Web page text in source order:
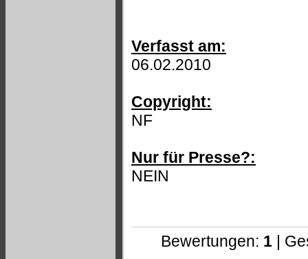
Verfasst am:
06.02.2010
Copyright:
NF
Nur für Presse?:
NEIN
Bewertungen: 1|